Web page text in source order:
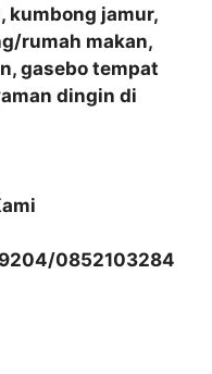
kumbong jamur,
rumah makan,
gasebo tempat
dingin di
0852103284